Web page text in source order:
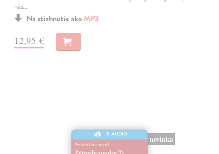
nás…
Na stiahnutie ako MP3
12,95 €
E-AUDIO
novinka